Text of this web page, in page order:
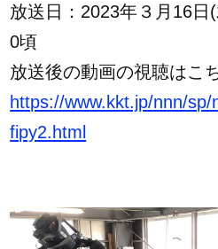
放送日：2023年３月16
0頃
放送後の動画の視聴はこ
https://www.kkt.jp/nnn/
fipy2.html